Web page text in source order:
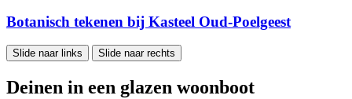
Botanisch tekenen bij Kasteel Oud-Poelgeest
Slide naar links Slide naar rechts
Deinen in een glazen woonboot